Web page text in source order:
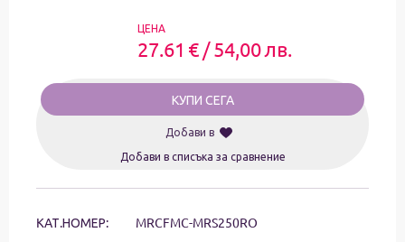
ЦЕНА
27.61 € / 54,00 лв.
КУПИ СЕГА
Добави в
Добави в списъка за сравнение
KАТ.НОМЕР: MRCFMC-MRS250RO